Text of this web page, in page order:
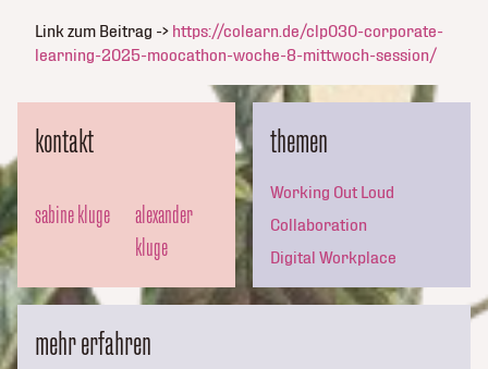
kontakt
sabine kluge
alexander
kluge
Video
laden
youtube
immer
Link zum Beitrag -> https://colearn.de/clp030-corporate-
learning-2025-moocathon-woche-8-mittwoch-session/
themen
Working Out Loud
Collaboration
Digital Workplace
mehr erfahren